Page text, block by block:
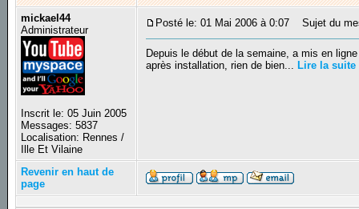
mickael44
Administrateur
Inscrit le: 05 Juin 2005
Messages: 5837
Localisation: Rennes /
Ille Et Vilaine
Posté le: 01 Mai 2006 à 0:07 Sujet du
Depuis le début de la semaine, a mis en
après installation, rien de bien... Lire la suite
Revenir en haut de
page